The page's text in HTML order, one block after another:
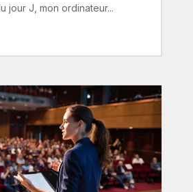
jour J, mon ordinateur...